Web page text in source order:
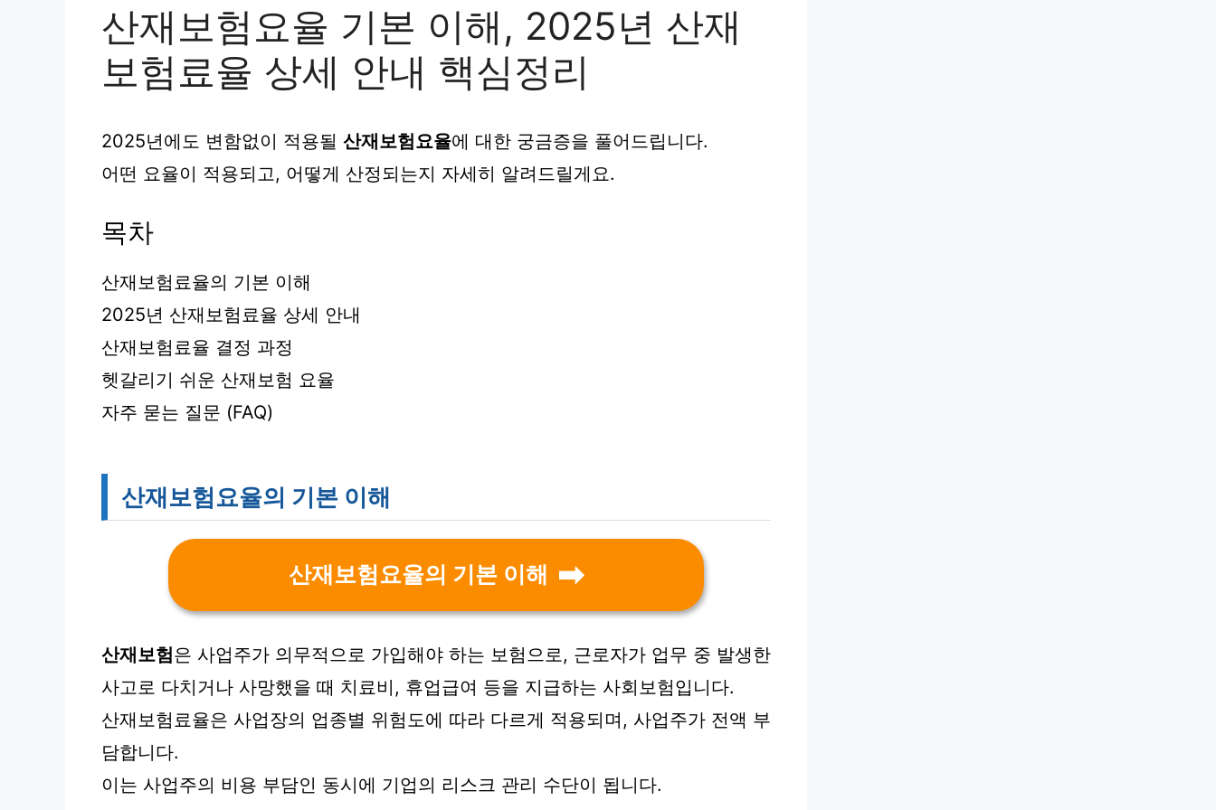
산재보험요율 기본 이해, 2025년 산재
보험료율 상세 안내 핵심정리
2025년에도 변함없이 적용될 산재보험요율에 대한 궁금증을 풀어드립니다.
어떤 요율이 적용되고, 어떻게 산정되는지 자세히 알려드릴게요.
목차
산재보험료율의 기본 이해
2025년 산재보험료율 상세 안내
산재보험료율 결정 과정
헷갈리기 쉬운 산재보험 요율
자주 묻는 질문 (FAQ)
산재보험요율의 기본 이해
산재보험요율의 기본 이해
산재보험은 사업주가 의무적으로 가입해야 하는 보험으로, 근로자가 업무 중 발생한
사고로 다치거나 사망했을 때 치료비, 휴업급여 등을 지급하는 사회보험입니다.
산재보험료율은 사업장의 업종별 위험도에 따라 다르게 적용되며, 사업주가 전액 부
담합니다.
이는 사업주의 비용 부담인 동시에 기업의 리스크 관리 수단이 됩니다.